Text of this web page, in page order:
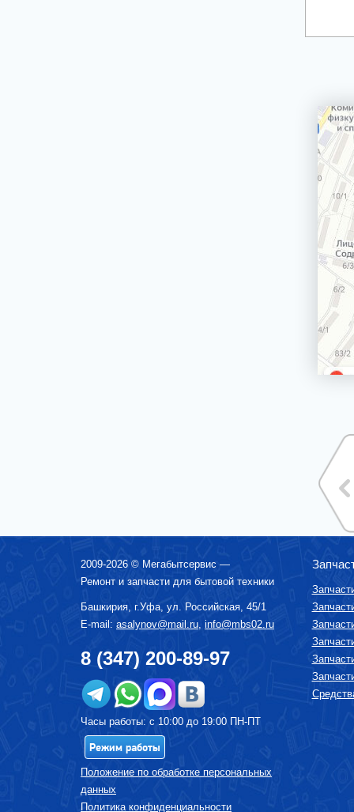
2009-2026 © Мегабытсервис —
Ремонт и запчасти для бытовой техники
Башкирия, г.Уфа, ул. Российская, 45/1
E-mail: asalynov@mail.ru, info@mbs02.ru
8 (347) 200-89-97
Часы работы: с 10:00 до 19:00 ПН-ПТ
Режим работы
Положение по обработке персональных
данных
Политика конфиденциальности